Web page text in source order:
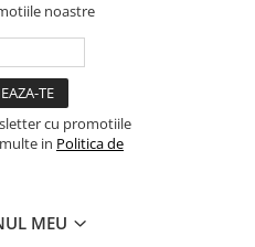
noastre
cu promotiile
in Politica de
MEU